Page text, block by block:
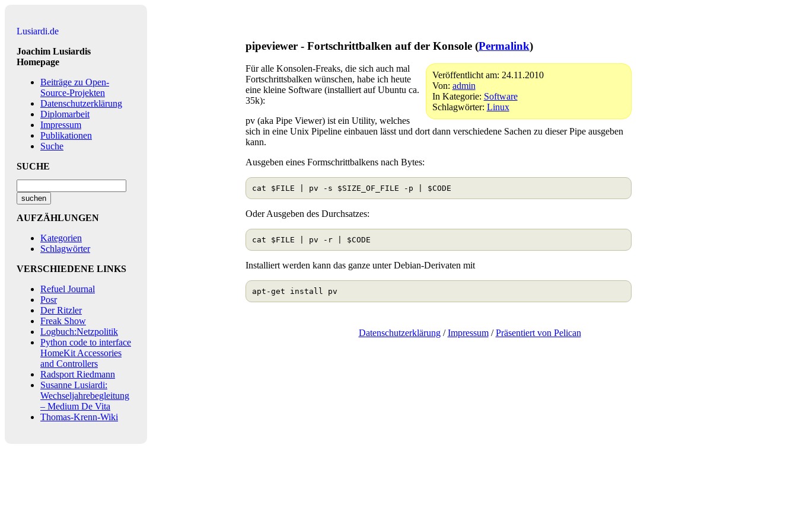
Lusiardi.de
Joachim Lusiardis
Homepage
Beiträge zu Open-
Source-Projekten
Datenschutzerklärung
Diplomarbeit
Impressum
Publikationen
Suche
SUCHE
AUFZÄHLUNGEN
Kategorien
Schlagwörter
VERSCHIEDENE LINKS
Refuel Journal
Posr
Der Ritzler
Freak Show
Logbuch:Netzpolitik
Python code to interface
HomeKit Accessories
and Controllers
Radsport Riedmann
Susanne Lusiardi:
Wechseljahrebegleitung
– Medium De Vita
Thomas-Krenn-Wiki
pipeviewer - Fortschrittbalken auf der Konsole (Permalink)
Veröffentlicht am: 24.11.2010
Von: admin
In Kategorie: Software
Schlagwörter: Linux
Für alle Konsolen-Freaks, die sich auch mal
Fortschrittsbalken wünschen, habe ich heute
eine kleine Software (installiert auf Ubuntu ca.
35k):
pv (aka Pipe Viewer) ist ein Utility, welches
sich in eine Unix Pipeline einbauen lässt und dort dann verschiedene Sachen zu dieser Pipe ausgeben
kann.
Ausgeben eines Formschrittbalkens nach Bytes:
Oder Ausgeben des Durchsatzes:
Installiert werden kann das ganze unter Debian-Derivaten mit
Datenschutzerklärung/Impressum/Präsentiert von Pelican